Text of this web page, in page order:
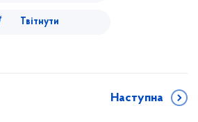
Твітнути
Наступна